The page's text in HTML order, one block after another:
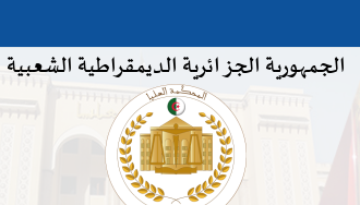
الجمهورية الجزائرية الديمقراطية الشعبية